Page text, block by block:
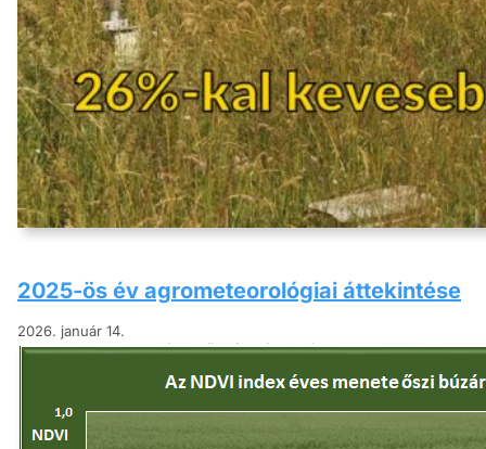
2025-ös év agrometeorológiai áttekintése
2026. január 14.
A tél első két hónapjában tavasziasan
időszakok váltakoztak hazánkban. Az
voltak olyan mértékű fagyok, amik
mezőgazdaság számára kedvező,
Tovább a tanulmányhoz